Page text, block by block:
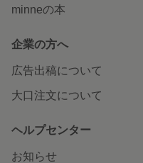
minneの本
企業の方へ
広告出稿について
大口注文について
ヘルプセンター
お知らせ